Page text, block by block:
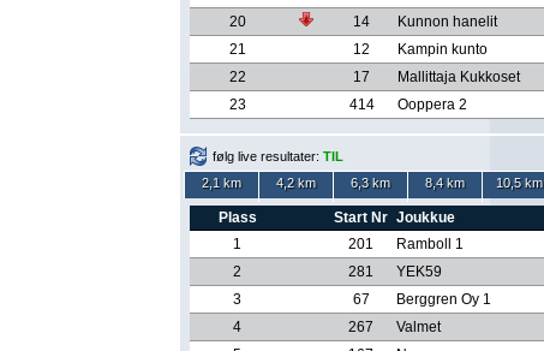
20
14 Kunnon hanelit
21
12 Kampin kunto
22
17 Mallittaja Kukkoset
23
414 Ooppera 2
følg live resultater: TIL
2,1 km
4,2 km 6,3 km 8,4 km 10,5 km
Plass Start Nr Joukkue
1
201 Ramboll 1
2
281 YEK59
3
67 Berggren Oy 1
4
267 Valmet